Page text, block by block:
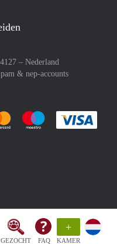
GEZOCHT FAQ
+
KAMER
– Nederland
& nep-accounts
gemakkelijk af met Paypal
Je rekent gemakkelijk af met
Je rekent